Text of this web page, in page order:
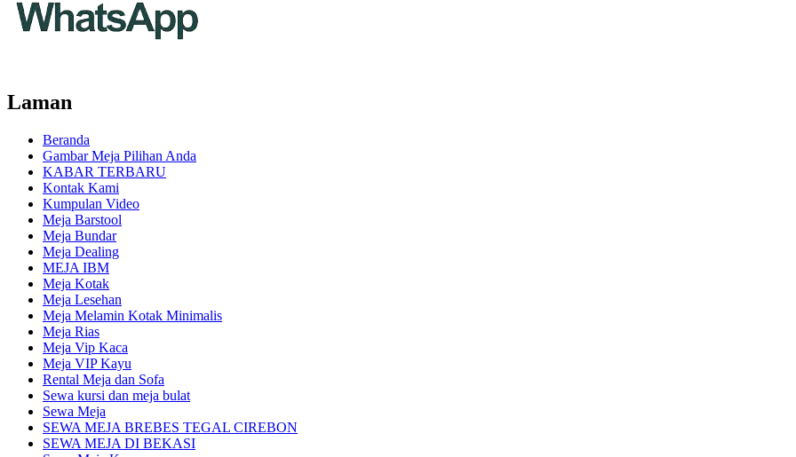
Laman
Beranda
Gambar Meja Pilihan Anda
KABAR TERBARU
Kontak Kami
Kumpulan Video
Meja Barstool
Meja Bundar
Meja Dealing
MEJA IBM
Meja Kotak
Meja Lesehan
Meja Melamin Kotak Minimalis
Meja Rias
Meja Vip Kaca
Meja VIP Kayu
Rental Meja dan Sofa
Sewa kursi dan meja bulat
Sewa Meja
SEWA MEJA BREBES TEGAL CIREBON
SEWA MEJA DI BEKASI